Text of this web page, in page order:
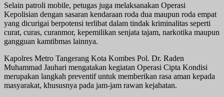
Selain patroli mobile, petugas juga melaksanakan Operasi
Kepolisian dengan sasaran kendaraan roda dua maupun roda empat
yang dicurigai berpotensi terlibat dalam tindak kriminalitas seperti
curat, curas, curanmor, kepemilikan senjata tajam, narkotika maupun
gangguan kamtibmas lainnya.
Kapolres Metro Tangerang Kota Kombes Pol. Dr. Raden
Muhammad Jauhari mengatakan kegiatan Operasi Cipta Kondisi
merupakan langkah preventif untuk memberikan rasa aman kepada
masyarakat, khususnya pada jam-jam rawan kejahatan.